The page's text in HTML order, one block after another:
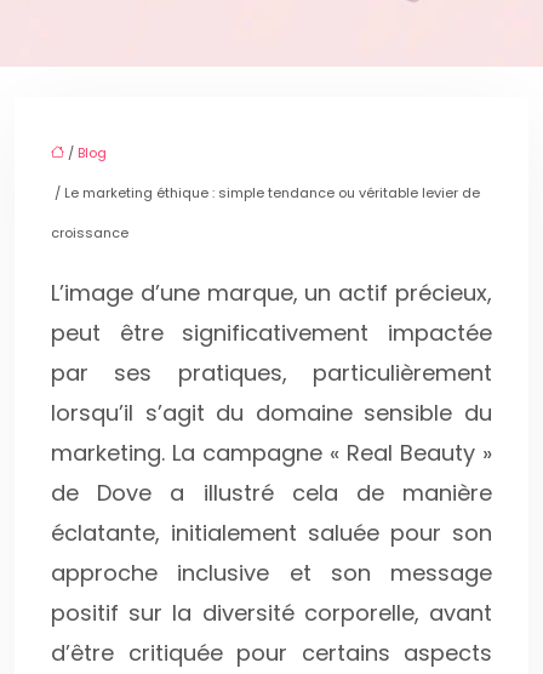
/ Blog
/ Le marketing éthique : simple tendance ou véritable levier de
croissance
L’image d’une marque, un actif précieux,
peut être significativement impactée
par ses pratiques, particulièrement
lorsqu’il s’agit du domaine sensible du
marketing. La campagne « Real Beauty »
de Dove a illustré cela de manière
éclatante, initialement saluée pour son
approche inclusive et son message
positif sur la diversité corporelle, avant
d’être critiquée pour certains aspects